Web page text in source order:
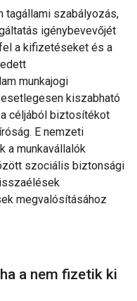
tagállami szabályozás,
igénybevevőjét
a kifizetéseket és a
munkajogi
kiszabható
céljából biztosítékot
E nemzeti
a munkavállalók
szociális biztonsági
megvalósításához
a nem fizetik ki